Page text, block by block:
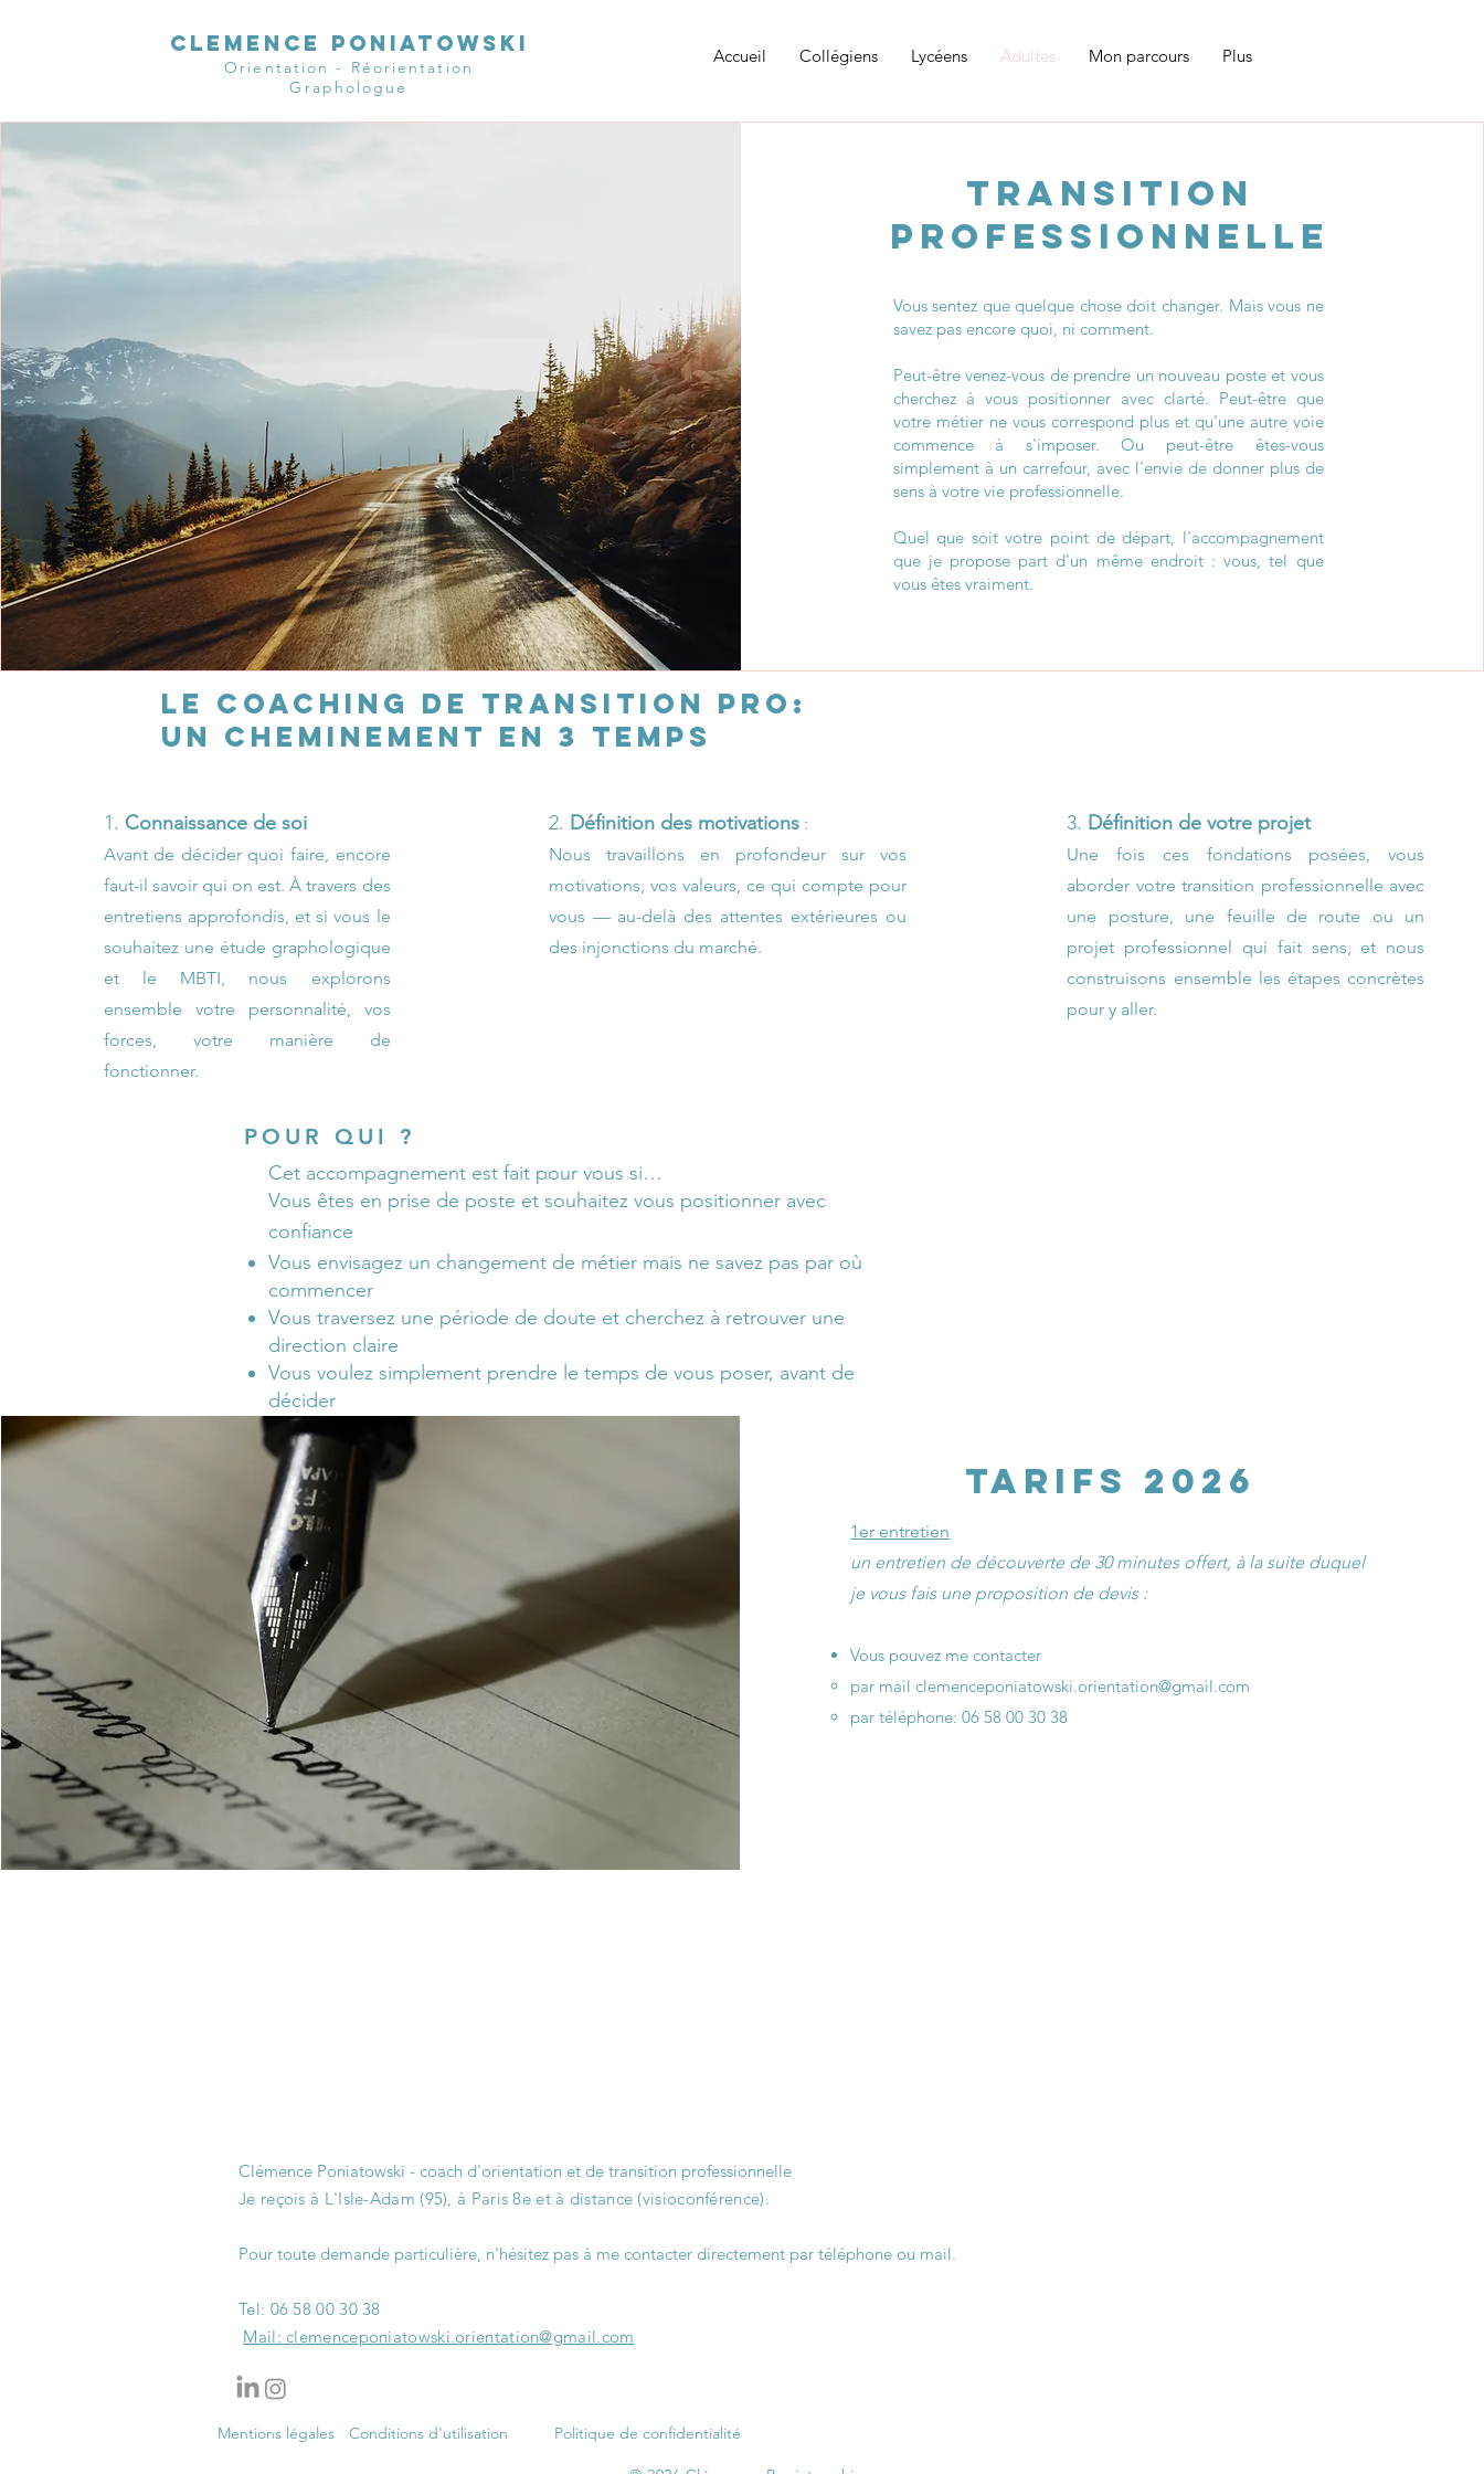
CLEMENCE PONIATOWSKI
Orientation - Réorientation
Graphologue
Accueil Collégiens Lycéens Adultes Mon parcours Plus
Transition
professionnelle
Vous sentez que quelque chose doit changer. Mais vous ne
savez pas encore quoi, ni comment.
Peut-être venez-vous de prendre un nouveau poste et vous
cherchez à vous positionner avec clarté. Peut-être que
votre métier ne vous correspond plus et qu'une autre voie
commence à s'imposer. Ou peut-être êtes-vous
simplement à un carrefour, avec l'envie de donner plus de
sens à votre vie professionnelle.
Quel que soit votre point de départ, l'accompagnement
que je propose part d'un même endroit : vous, tel que
vous êtes vraiment.
Le COACHING de transition pro:
un cheminement en 3 temps
1. Connaissance de soi
Avant de décider quoi faire, encore
faut-il savoir qui on est. À travers des
entretiens approfondis, et si vous le
souhaitez une étude graphologique
et le MBTI, nous explorons
ensemble votre personnalité, vos
forces, votre manière de
fonctionner.
2. Définition des motivations:
Nous travaillons en profondeur sur vos
motivations, vos valeurs, ce qui compte pour
vous — au-delà des attentes extérieures ou
des injonctions du marché.
3. Définition de votre projet
Une fois ces fondations posées, vous
aborder votre transition professionnelle avec
une posture, une feuille de route ou un
projet professionnel qui fait sens, et nous
construisons ensemble les étapes concrètes
pour y aller.
POUR QUI ?
Cet accompagnement est fait pour vous si…
Vous êtes en prise de poste et souhaitez vous positionner avec
confiance
Vous envisagez un changement de métier mais ne savez pas par où
commencer
Vous traversez une période de doute et cherchez à retrouver une
direction claire
Vous voulez simplement prendre le temps de vous poser, avant de
décider
Me contacter
tarifS 2026
1er entretien
un entretien de découverte de 30 minutes offert, à la suite duquel
je vous fais une proposition de devis :
Vous pouvez me contacter
par mailclemenceponiatowski.orientation@gmail.com
par téléphone: 06 58 00 30 38
Clémence Poniatowski - coach d'orientation et de transition professionnelle
Je reçois à L'Isle-Adam (95), à Paris 8e et à distance (visioconférence).
Pour toute demande particulière, n'hésitez pas à me contacter directement par téléphone ou mail.
Tel: 06 58 00 30 38​
Mail: clemenceponiatowski.orientation@gmail.com
Mentions légales Politique de confidentialité
Conditions d'utilisation